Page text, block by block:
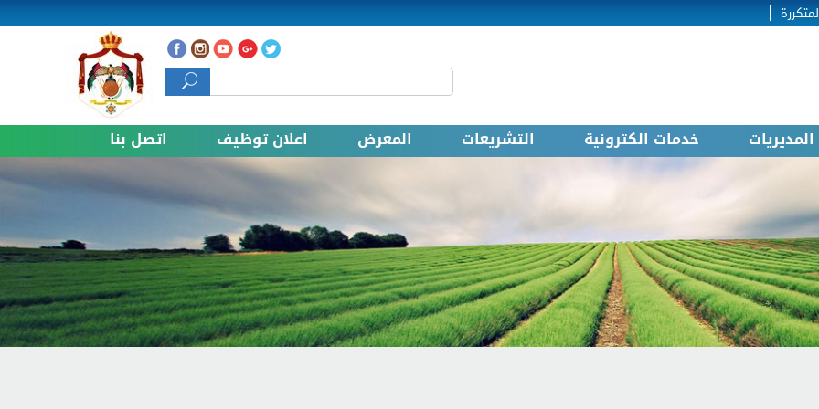
المديريات خدمات الكترونية التشريعات المعرض اعلان توظيف اتصل بنا